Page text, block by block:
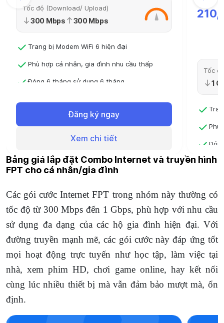
Tốc độ (Download/ Upload)
300 Mbps 300 Mbps
Trang bị Modem WiFi 6 hiện đại
Phù hợp cá nhân, gia đình nhu cầu thấp
Đóng 6 tháng sử dụng 6 tháng
Đăng ký ngay
Xem chi tiết
Tốc
1
Phù
Bảng giá lắp đặt Combo Internet và truyền hình
FPT cho cá nhân/gia đình
Các gói cước Internet FPT trong nhóm này thường có
tốc độ từ 300 Mbps đến 1 Gbps, phù hợp với nhu cầu
sử dụng đa dạng của các hộ gia đình hiện đại. Với
đường truyền mạnh mẽ, các gói cước này đáp ứng tốt
mọi hoạt động trực tuyến như học tập, làm việc tại
nhà, xem phim HD, chơi game online, hay kết nối
cùng lúc nhiều thiết bị mà vẫn đảm bảo mượt mà, ổn
định.